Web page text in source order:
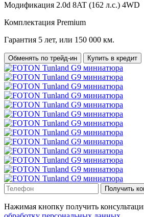
Модификация 2.0d 8AT (162 л.с.) 4WD
Комплектация Premium
Гарантия 5 лет, или 150 000 км.
Обменять по трейд-ин Купить в кредит
Получить
Нажимая кнопку получить